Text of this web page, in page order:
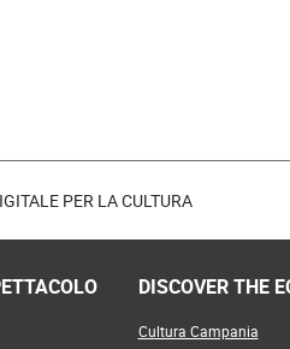
PER LA CULTURA
DISCOVER THE
Cultura Campania